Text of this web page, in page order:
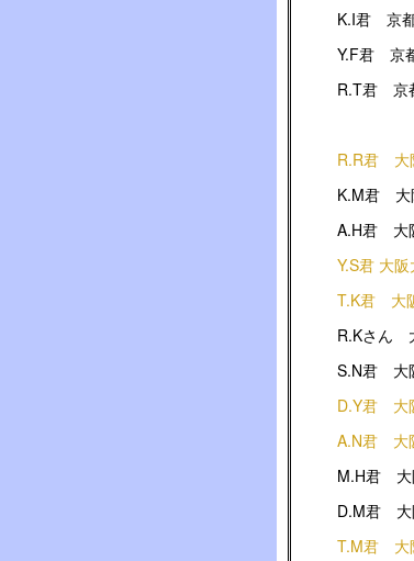
K.I君 京
Y.F君 京
R.T君 京
R.R君 大
K.M君 大
A.H君 大
Y.S君 大
T.K君 大
R.Kさん
S.N君 大
D.Y君 大
A.N君 大
M.H君 大
D.M君 大
T.M君 大